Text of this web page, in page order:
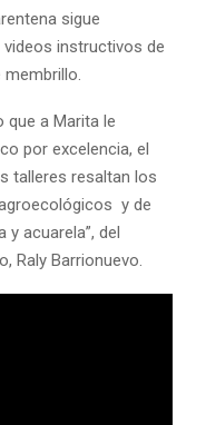
sigue
instructivos de
que a Marita le
por excelencia, el
talleres resaltan los
y de
y acuarela”, del
Raly Barrionuevo.